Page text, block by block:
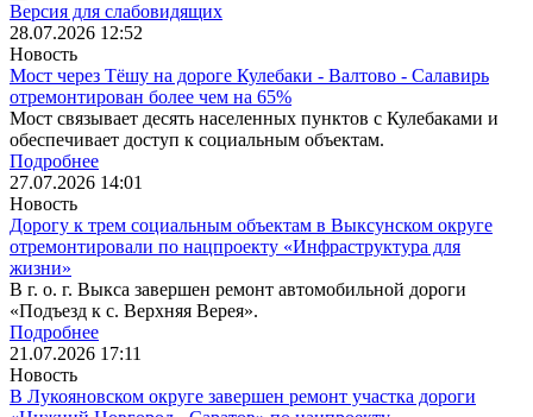
Версия для слабовидящих
28.07.2026 12:52
Новость
Мост через Тёшу на дороге Кулебаки - Валтово - Салавирь
отремонтирован более чем на 65%
Мост связывает десять населенных пунктов с Кулебаками и
обеспечивает доступ к социальным объектам.
Подробнее
27.07.2026 14:01
Новость
Дорогу к трем социальным объектам в Выксунском округе
отремонтировали по нацпроекту «Инфраструктура для
жизни»
В г. о. г. Выкса завершен ремонт автомобильной дороги
«Подъезд к с. Верхняя Верея».
Подробнее
21.07.2026 17:11
Новость
В Лукояновском округе завершен ремонт участка дороги